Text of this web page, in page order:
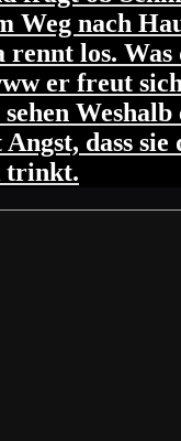
Weg nach
rennt los. Was
er freut
sehen
dass
trinkt.